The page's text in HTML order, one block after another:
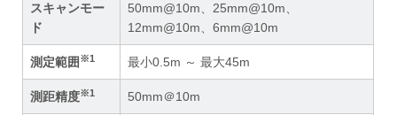
スキャンモー
ド
50mm@10m、25mm@10m、
12mm@10m、6mm@10m
測定範囲 ※1 最小0.5m ～ 最大45m
測距精度※1 50mm＠10m